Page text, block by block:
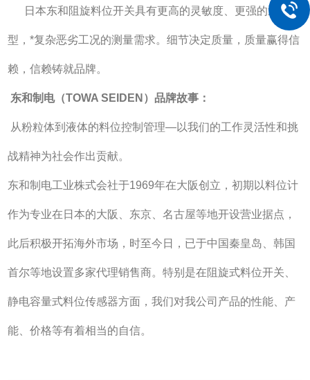
日本东和阻旋料位开关具有更高的灵敏度、更强的通用
型，*复杂恶劣工况的测量需求。细节决定质量，质量赢得信
赖，信赖铸就品牌。
东和制电（TOWA SEIDEN）品牌故事：
从粉粒体到液体的料位控制管理—以我们的工作灵活性和挑
战精神为社会作出贡献。
东和制电工业株式会社于1969年在大阪创立，初期以料位计
作为专业在日本的大阪、东京、名古屋等地开设营业据点，
此后积极开拓海外市场，时至今日，已于中国秦皇岛、韩国
首尔等地设置多家代理销售商。特别是在阻旋式料位开关、
静电容量式料位传感器方面，我们对我公司产品的性能、产
能、价格等有着相当的自信。